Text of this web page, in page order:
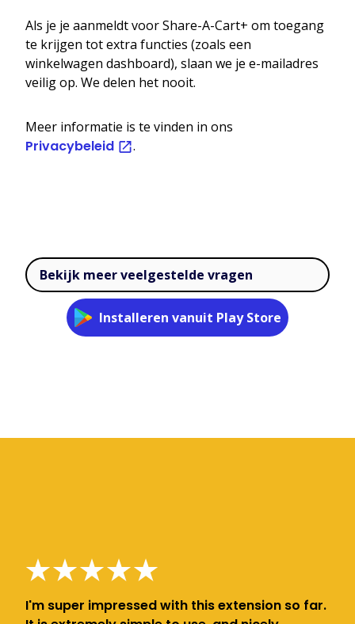
Als je je aanmeldt voor Share-A-Cart+ om toegang
te krijgen tot extra functies (zoals een
winkelwagen dashboard), slaan we je e-mailadres
veilig op. We delen het nooit.
Meer informatie is te vinden in ons
Privacybeleid .
Bekijk meer veelgestelde vragen
Installeren vanuit Play Store
I'm super impressed with this extension so far.